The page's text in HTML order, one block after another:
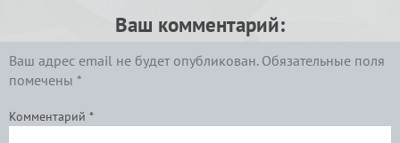
Ваш комментарий:
Ваш адрес email не будет опубликован. Обязательные поля
помечены *
Комментарий *